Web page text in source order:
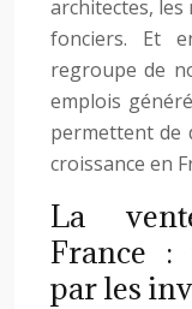
architectes,
fonciers. Et
regroupe de
emplois
permettent de
croissance en
La
France :
par les